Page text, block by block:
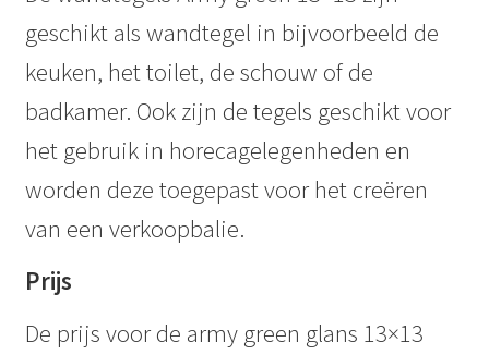
geschikt als wandtegel in bijvoorbeeld de
keuken, het toilet, de schouw of de
badkamer. Ook zijn de tegels geschikt voor
het gebruik in horecagelegenheden en
worden deze toegepast voor het creëren
van een verkoopbalie.
Prijs
De prijs voor de army green glans 13×13